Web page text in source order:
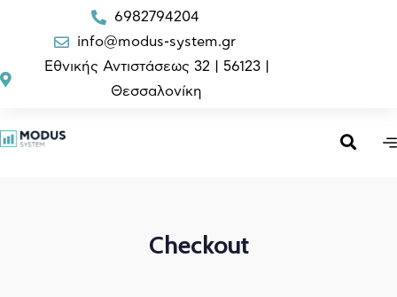
6982794204
info@modus-system.gr
Εθνικής Αντιστάσεως 32 | 56123 |
Θεσσαλονίκη
Checkout